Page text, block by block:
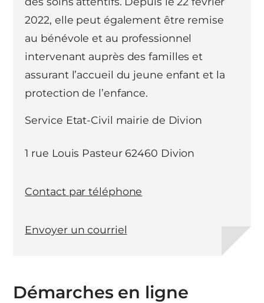
Démarches en ligne
2022, elle peut également être remise
au bénévole et au professionnel
intervenant auprès des familles et
assurant l’accueil du jeune enfant et la
protection de l’enfance.
Service Etat-Civil mairie de Divion
1 rue Louis Pasteur 62460 Divion
Contact par téléphone
Envoyer un courriel